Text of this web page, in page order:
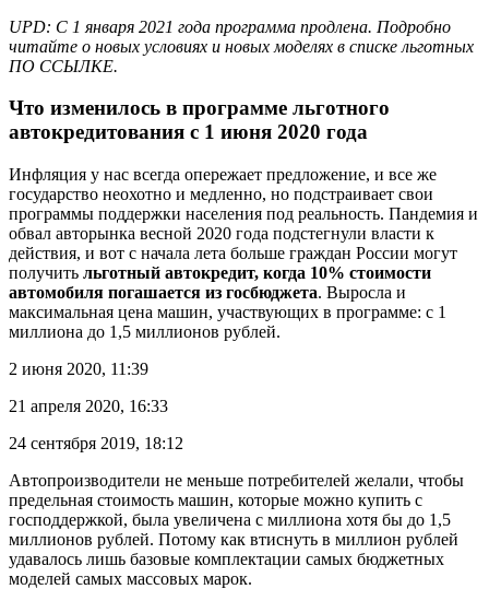
UPD: С 1 января 2021 года программа продлена. Подробно
читайте о новых условиях и новых моделях в списке льготных
ПО ССЫЛКЕ.
Что изменилось в программе льготного
автокредитования с 1 июня 2020 года
Инфляция у нас всегда опережает предложение, и все же
государство неохотно и медленно, но подстраивает свои
программы поддержки населения под реальность. Пандемия и
обвал авторынка весной 2020 года подстегнули власти к
действия, и вот с начала лета больше граждан России могут
получить льготный автокредит, когда 10% стоимости
автомобиля погашается из госбюджета. Выросла и
максимальная цена машин, участвующих в программе: с 1
миллиона до 1,5 миллионов рублей.
2 июня 2020, 11:39
21 апреля 2020, 16:33
24 сентября 2019, 18:12
Автопроизводители не меньше потребителей желали, чтобы
предельная стоимость машин, которые можно купить с
господдержкой, была увеличена с миллиона хотя бы до 1,5
миллионов рублей. Потому как втиснуть в миллион рублей
удавалось лишь базовые комплектации самых бюджетных
моделей самых массовых марок.